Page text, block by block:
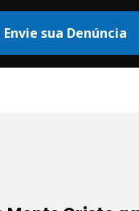
Envie sua Denúncia